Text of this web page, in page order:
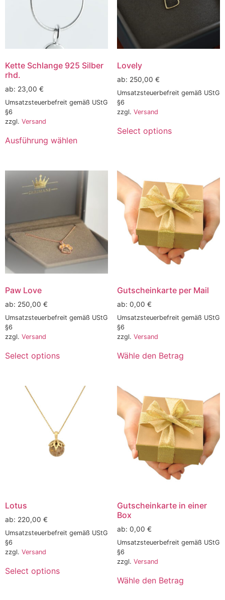
Kette Schlange 925 Silber
rhd.
ab: 23,00 €
Umsatzsteuerbefreit gemäß UStG
§6
zzgl. Versand
Ausführung wählen
Lovely
ab: 250,00 €
Umsatzsteuerbefreit gemäß UStG
§6
zzgl. Versand
Select options
Paw Love
ab: 250,00 €
Umsatzsteuerbefreit gemäß UStG
§6
zzgl. Versand
Select options
Gutscheinkarte per Mail
ab: 0,00 €
Umsatzsteuerbefreit gemäß UStG
§6
zzgl. Versand
Wähle den Betrag
Lotus
ab: 220,00 €
Umsatzsteuerbefreit gemäß UStG
§6
zzgl. Versand
Select options
Gutscheinkarte in einer
Box
ab: 0,00 €
Umsatzsteuerbefreit gemäß UStG
§6
zzgl. Versand
Wähle den Betrag